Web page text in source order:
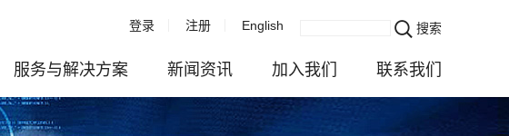
登录 注册 English 搜索
服务与解决方案 新闻资讯 加入我们 联系我们